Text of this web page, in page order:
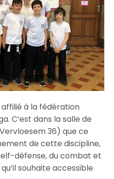
à la fédération
C’est dans la salle de
36) que ce
de cette discipline,
défense, du combat et
souhaite accessible